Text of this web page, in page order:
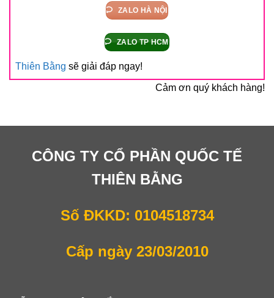
ZALO HÀ NỘI
ZALO TP HCM
Thiên Bằng sẽ giải đáp ngay!
Cảm ơn quý khách hàng!
CÔNG TY CỔ PHẦN QUỐC TẾ
THIÊN BẰNG
Số ĐKKD: 0104518734
Cấp ngày 23/03/2010